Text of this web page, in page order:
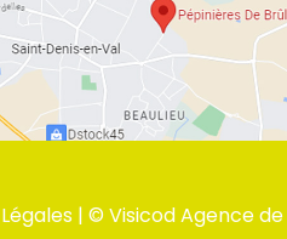
| ©Visicod Agence